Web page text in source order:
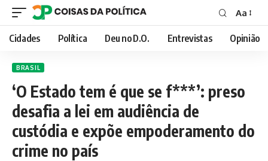
Font
Resizer
Aa
Cidades Política Deu no D.O. Entrevistas Opinião
BRASIL
‘O Estado tem é que se f***’: preso
desafia a lei em audiência de
custódia e expõe empoderamento do
crime no país